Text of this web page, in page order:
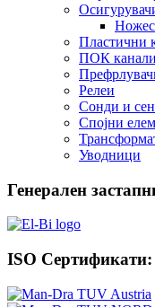
Пластични
ПОК канали
Релеи
Сонди и
Спојни
Уводници
Генерален
ISO Сертификати: